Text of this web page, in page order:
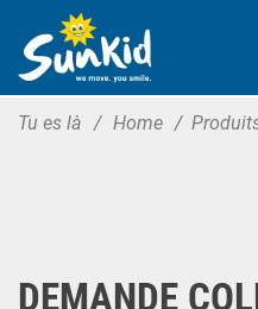
Tu es là Home
DEMANDE